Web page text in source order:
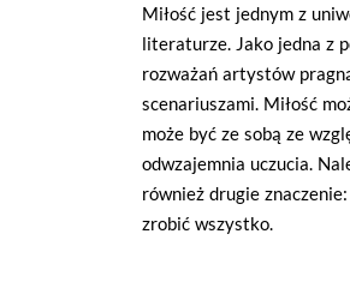
Miłość jest jednym z
literaturze. Jako jedna z
rozważań artystów
scenariuszami. Miłość
może być ze sobą ze
odwzajemnia uczucia.
również drugie
zrobić wszystko.